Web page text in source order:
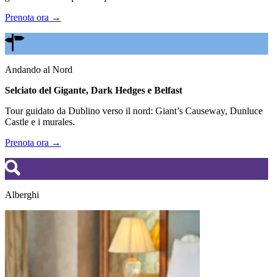
Prenota ora →
Andando al Nord
Selciato del Gigante, Dark Hedges e Belfast
Tour guidato da Dublino verso il nord: Giant’s Causeway, Dunluce
Castle e i murales.
Prenota ora →
Alberghi